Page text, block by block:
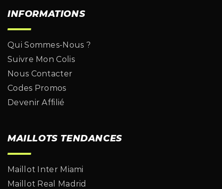
INFORMATIONS
Qui Sommes-Nous ?
Suivre Mon Colis
Nous Contacter
Codes Promos
Devenir Affilié
MAILLOTS TENDANCES
Maillot Inter Miami
Maillot Real Madrid